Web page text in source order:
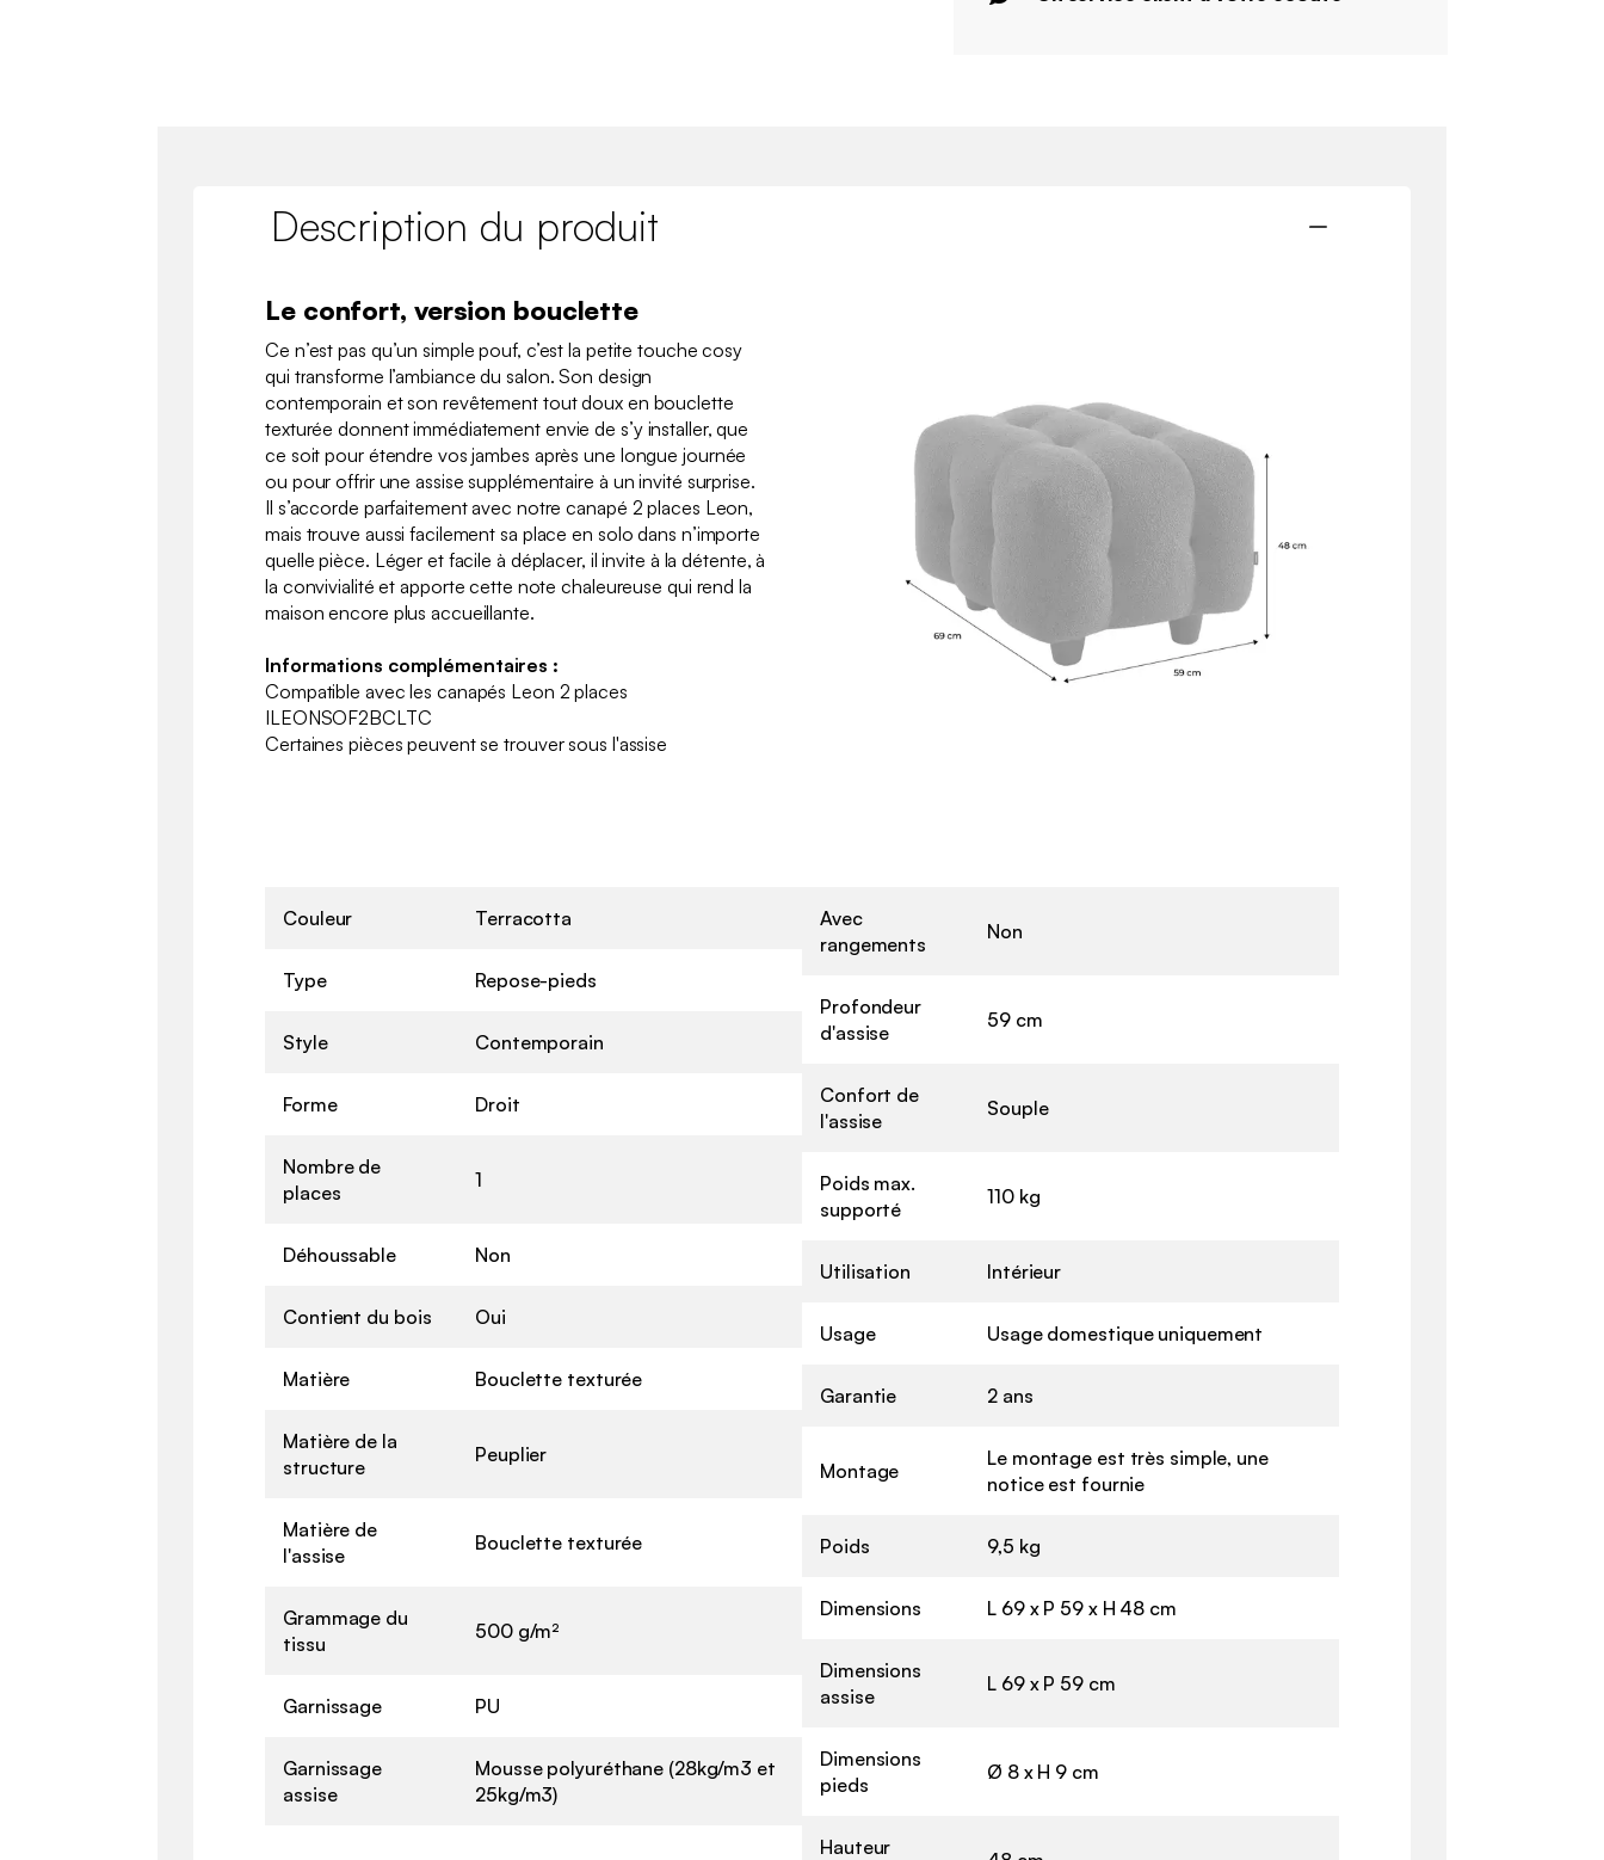
Description du produit
Le confort, version bouclette
Ce n’est pas qu’un simple pouf, c’est la petite touche cosy
qui transforme l’ambiance du salon. Son design
contemporain et son revêtement tout doux en bouclette
texturée donnent immédiatement envie de s’y installer, que
ce soit pour étendre vos jambes après une longue journée
ou pour offrir une assise supplémentaire à un invité surprise.
Il s’accorde parfaitement avec notre canapé 2 places Leon,
mais trouve aussi facilement sa place en solo dans n’importe
quelle pièce. Léger et facile à déplacer, il invite à la détente, à
la convivialité et apporte cette note chaleureuse qui rend la
maison encore plus accueillante.
Informations complémentaires :
Compatible avec les canapés Leon 2 places
ILEONSOF2BCLTC
Certaines pièces peuvent se trouver sous l'assise
Couleur Terracotta
Type Repose-pieds
Style Contemporain
Forme Droit
Nombre de
places
1
Déhoussable Non
Contient du bois Oui
Matière Bouclette texturée
Matière de la
structure
Peuplier
Matière de
l'assise
Bouclette texturée
Grammage du
tissu
500 g/m²
Garnissage PU
Garnissage
assise
Mousse polyuréthane (28kg/m3 et
25kg/m3)
Avec
rangements
Non
Profondeur
d'assise
59 cm
Confort de
l'assise
Souple
Poids max.
supporté
110 kg
Utilisation Intérieur
Usage Usage domestique uniquement
Garantie 2 ans
Montage
Le montage est très simple, une
notice est fournie
Poids 9,5 kg
Dimensions L 69 x P 59 x H 48 cm
Dimensions
assise
L 69 x P 59 cm
Dimensions
pieds
Ø 8 x H 9 cm
Hauteur